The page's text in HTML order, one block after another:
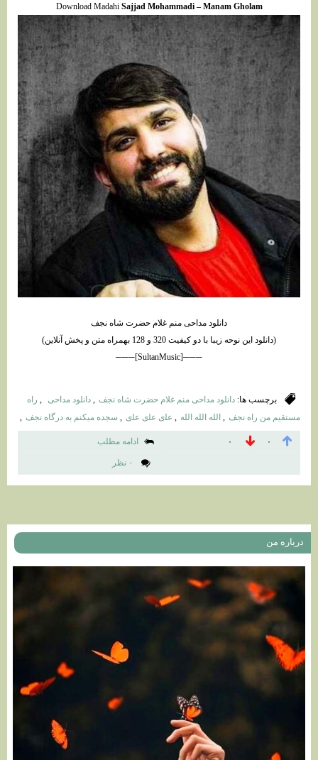
Download Madahi Sajjad Mohammadi – Manam Gholam
دانلود مداحی منم غلام حضرت شاه نجف
(دانلود این نوحه زیبا با دو کیفیت 320 و 128 بهمراه متن و پخش آنلاین)
───[SultanMusic]───
برچسب ها: دانلود مداحی منم غلام حضرت شاه نجف دانلود مداحی
راه
ﻣﺴﺘﻘﻴﻢ ﻣﻦ راه ﻧﺠﻒ , اﻟﻠﻪ اﻟﻠﻪ اﻟﻠﻪ , ﻋﻠى ﻋﻠى ﻋﻠى , ﺳﺠﺪه ﻣﻴﻜﻨﻢ ﺑﻪ درﮔﺎه ﻧﺠﻒ ,
۰ ۰ ادامه مطلب
۰ نظر
درباره من